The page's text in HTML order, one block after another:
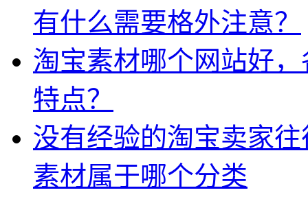
有什么需要格外注意？
淘宝素材哪个网站好
特点？
没有经验的淘宝卖家
素材属于哪个分类